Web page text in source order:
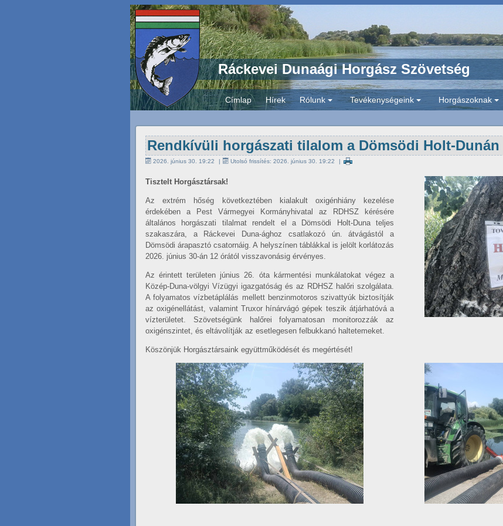
Ráckevei Dunaági Horgász Szövetség
Címlap Hírek Rólunk
+
Tevékenységeink
+
Horgászoknak
+
Rendkívüli horgászati tilalom a Dömsödi Holt-Dunán
2026. június 30. 19:22 Utolsó frissítés: 2026. június 30. 19:22
Tisztelt Horgásztársak!
Az extrém hőség következtében kialakult oxigénhiány kezelése
érdekében a Pest Vármegyei Kormányhivatal az RDHSZ kérésére
általános horgászati tilalmat rendelt el a Dömsödi Holt-Duna teljes
szakaszára, a Ráckevei Duna-ághoz csatlakozó ún. átvágástól a
Dömsödi árapasztó csatornáig. A helyszínen táblákkal is jelölt korlátozás
2026. június 30-án 12 órától visszavonásig érvényes.
Az érintett területen június 26. óta kármentési munkálatokat végez a
Közép-Duna-völgyi Vízügyi igazgatóság és az RDHSZ halőri szolgálata.
A folyamatos vízbetáplálás mellett benzinmotoros szivattyúk biztosítják
az oxigénellátást, valamint Truxor hínárvágó gépek teszik átjárhatóvá a
vízterületet. Szövetségünk halőrei folyamatosan monitorozzák az
oxigénszintet, és eltávolítják az esetlegesen felbukkanó haltetemeket.
Köszönjük Horgásztársaink együttműködését és megértését!